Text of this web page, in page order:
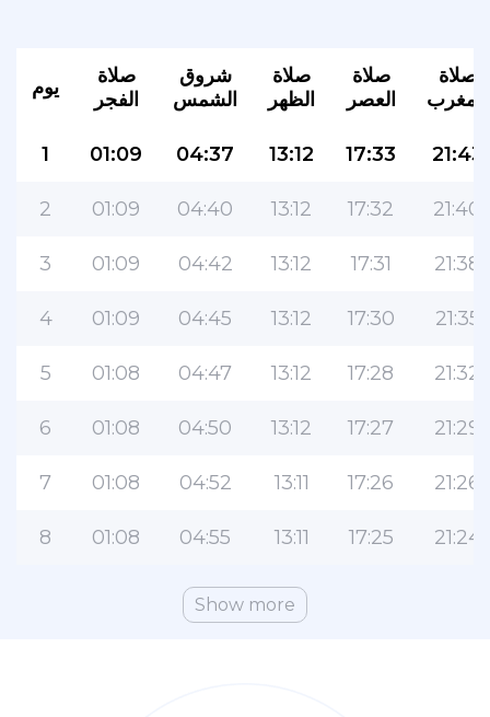
يوم
صلاة
الفجر
شروق
الشمس
صلاة
الظهر
صلاة
العصر
صلاة
المغرب
1 01:09 04:37 13:12 17:33 21:43
2 01:09 04:40 13:12 17:32 21:40
3 01:09 04:42 13:12 17:31 21:38
4 01:09 04:45 13:12 17:30 21:35
5 01:08 04:47 13:12 17:28 21:32
6 01:08 04:50 13:12 17:27 21:29
7 01:08 04:52 13:11 17:26 21:26
8 01:08 04:55 13:11 17:25 21:24
Show more